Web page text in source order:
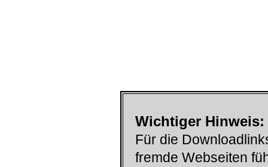
Wichtiger Hinweis:
Für die
fremde Webseiten